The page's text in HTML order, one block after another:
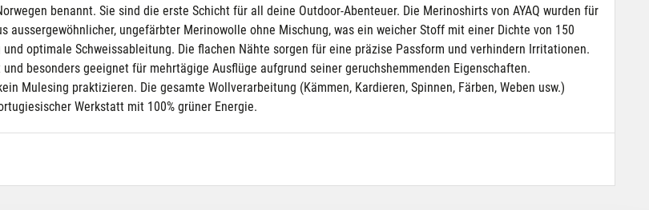
benannt. Sie sind die erste Schicht für all deine Outdoor-Abenteuer. Die Merinoshirts von AYAQ wurden für
ungefärbter Merinowolle ohne Mischung, was ein weicher Stoff mit einer Dichte von 150
optimale Schweissableitung. Die flachen Nähte sorgen für eine präzise Passform und verhindern Irritationen.
besonders geeignet für mehrtägige Ausflüge aufgrund seiner geruchshemmenden Eigenschaften.
Mulesing praktizieren. Die gesamte Wollverarbeitung (Kämmen, Kardieren, Spinnen, Färben, Weben usw.)
Werkstatt mit 100% grüner Energie.